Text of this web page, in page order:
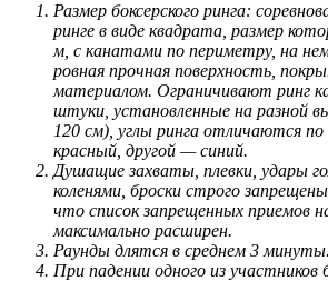
Размер боксерского ринга:
ринге в виде квадрата, размер
м, с канатами по периметру, на
ровная прочная поверхность,
материалом. Ограничивают ринг
штуки, установленные на разной
120 см), углы ринга отличаются
красный, другой — синий.
Душащие захваты, плевки, удары
коленями, броски строго
что список запрещенных приемов
максимально расширен.
Раунды длятся в среднем 3 минуты.
При падении одного из участников